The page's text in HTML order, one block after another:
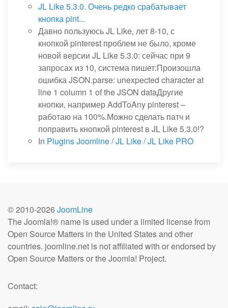
JL Like 5.3.0. Очень редко срабатывает
кнопка pint...
Давно пользуюсь JL Like, лет 8-10, с
кнопкой pinterest проблем не было, кроме
новой версии JL Like 5.3.0: сейчас при 9
запросах из 10, система пишет:Произошла
ошибка JSON.parse: unexpected character at
line 1 column 1 of the JSON dataДругие
кнопки, например AddToAny pinterest –
работаю на 100%.Можно сделать патч и
поправить кнопкой pinterest в JL Like 5.3.0!?
In Plugins Joomline/JL Like / JL Like PRO
© 2010-2026 JoomLine
The Joomla!® name is used under a limited license from
Open Source Matters in the United States and other
countries. joomline.net is not affiliated with or endorsed by
Open Source Matters or the Joomla! Project.
Contact: